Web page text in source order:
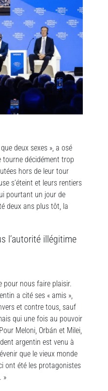
deux sexes », a osé
tourne décidément trop
hors de leur tour
s’éteint et leurs rentiers
pourtant un jour de
deux ans plus tôt, la
l’autorité illégitime
pour nous faire plaisir.
a cité ses « amis »,
et contre tous, sauf
qui une fois au pouvoir
Meloni, Orbán et Milei,
argentin est venu à
que le vieux monde
ont été les protagonistes
»